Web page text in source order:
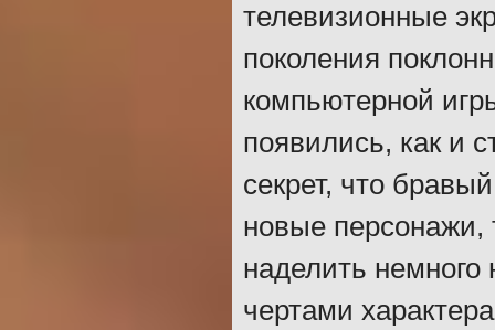
телевизионные
поколения
компьютерной
появились, как и
секрет, что
новые персонажи,
наделить
чертами